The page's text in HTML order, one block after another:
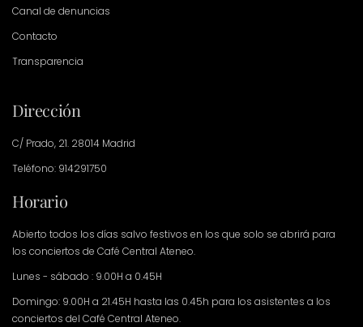
Canal de denuncias
Contacto
Transparencia
Dirección
C/ Prado, 21. 28014 Madrid
Teléfono: 914291750
Horario
Abierto todos los días salvo festivos en los que solo se abrirá para
los conciertos de Café Central Ateneo.
Lunes - sábado : 9.00H a 0.45H
Domingo: 9.00H a 21.45H hasta las 0.45h para los asistentes a los
conciertos del Café Central Ateneo.